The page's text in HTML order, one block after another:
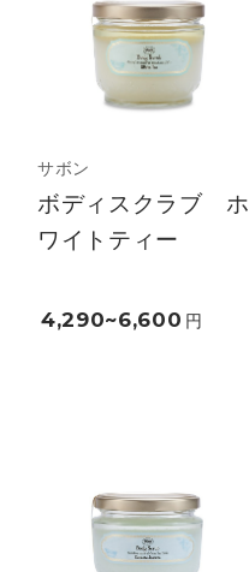
サボン
ボディスクラブ ホ
ワイトティー
4,290~6,600 円